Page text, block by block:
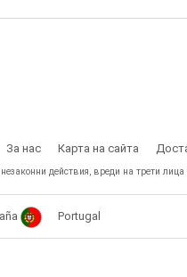
За нас Карта на сайта
действия, вреди на трети лица
Portugal